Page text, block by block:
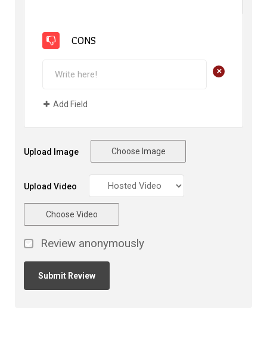
CONS
+
Add Field
Upload Image Choose Image
Upload Video
Choose Video
Review anonymously